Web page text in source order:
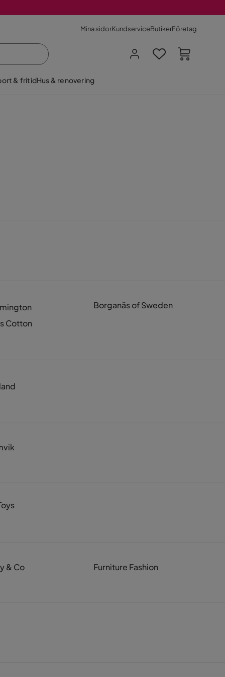
Mina sidorKundserviceButikerFöretag
& fritidHus & renovering
Cotton
Borganäs of Sweden
& Co Furniture Fashion